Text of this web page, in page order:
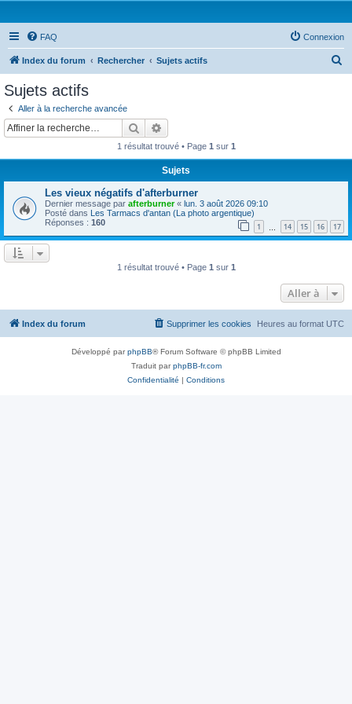
FAQ Connexion
Index du forum Rechercher Sujets actifs
Sujets actifs
Aller à la recherche avancée
Rechercher
1 résultat trouvé • Page 1 sur 1
Sujets
Les vieux négatifs d'afterburner
Dernier message par afterburner« lun. 3 août 2026 09:10
Posté dans Les Tarmacs d'antan (La photo argentique)
Réponses : 160 1 14 15 16 17
1 résultat trouvé • Page 1 sur 1
Aller à
Index du forum Heures au format UTC
Supprimer les cookies
Développé parphpBB® Forum Software © phpBB Limited
Traduit parphpBB-fr.com
Confidentialité | Conditions